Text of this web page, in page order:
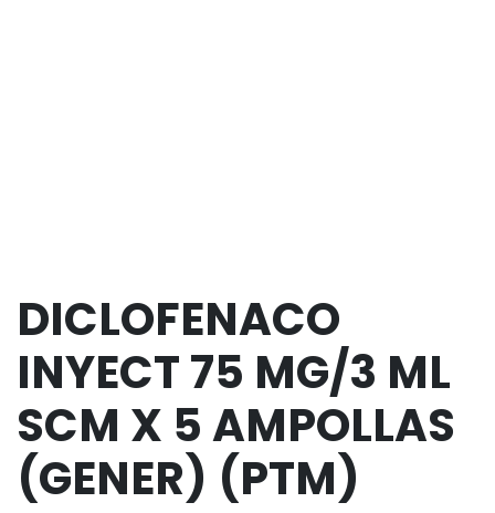
DICLOFENACO
INYECT 75 MG/3 ML
SCM X 5 AMPOLLAS
(GENER) (PTM)